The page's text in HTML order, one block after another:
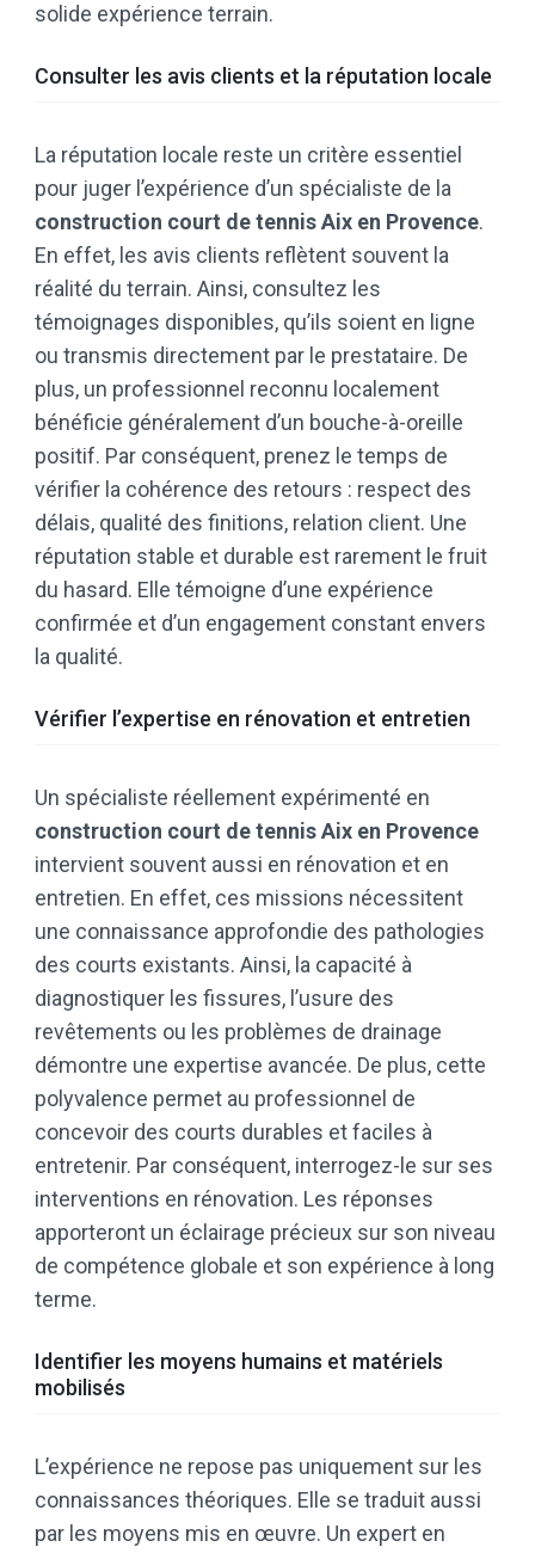
solide expérience terrain.
Consulter les avis clients et la réputation locale
La réputation locale reste un critère essentiel
pour juger l’expérience d’un spécialiste de la
construction court de tennis Aix en Provence.
En effet, les avis clients reflètent souvent la
réalité du terrain. Ainsi, consultez les
témoignages disponibles, qu’ils soient en ligne
ou transmis directement par le prestataire. De
plus, un professionnel reconnu localement
bénéficie généralement d’un bouche-à-oreille
positif. Par conséquent, prenez le temps de
vérifier la cohérence des retours : respect des
délais, qualité des finitions, relation client. Une
réputation stable et durable est rarement le fruit
du hasard. Elle témoigne d’une expérience
confirmée et d’un engagement constant envers
la qualité.
Vérifier l’expertise en rénovation et entretien
Un spécialiste réellement expérimenté en
construction court de tennis Aix en Provence
intervient souvent aussi en rénovation et en
entretien. En effet, ces missions nécessitent
une connaissance approfondie des pathologies
des courts existants. Ainsi, la capacité à
diagnostiquer les fissures, l’usure des
revêtements ou les problèmes de drainage
démontre une expertise avancée. De plus, cette
polyvalence permet au professionnel de
concevoir des courts durables et faciles à
entretenir. Par conséquent, interrogez-le sur ses
interventions en rénovation. Les réponses
apporteront un éclairage précieux sur son niveau
de compétence globale et son expérience à long
terme.
Identifier les moyens humains et matériels
mobilisés
L’expérience ne repose pas uniquement sur les
connaissances théoriques. Elle se traduit aussi
par les moyens mis en œuvre. Un expert en